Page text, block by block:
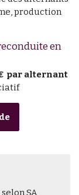
production
en
par alternant
SA